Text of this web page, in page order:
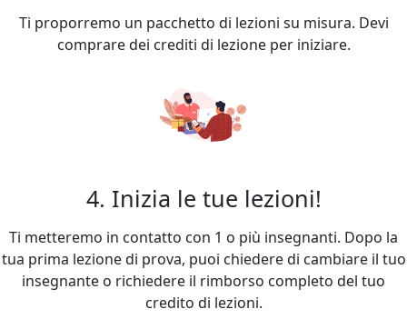
Ti proporremo un pacchetto di lezioni su misura. Devi
comprare dei crediti di lezione per iniziare.
4. Inizia le tue lezioni!
Ti metteremo in contatto con 1 o più insegnanti. Dopo la
tua prima lezione di prova, puoi chiedere di cambiare il tuo
insegnante o richiedere il rimborso completo del tuo
credito di lezioni.